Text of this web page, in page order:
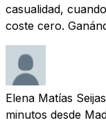
casualidad,
coste cero.
Elena Matías Seijas
minutos desde